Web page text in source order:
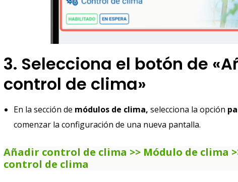
3. Selecciona el botón de
control de clima»
En la sección de módulos de clima, selecciona la opción
comenzar la configuración de una nueva pantalla.
Añadir control de clima >> Módulo de clima
control de clima